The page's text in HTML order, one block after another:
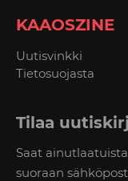
KAAOSZINE
Uutisvinkki
Tietosuojasta
Tilaa
Saat
suoraan